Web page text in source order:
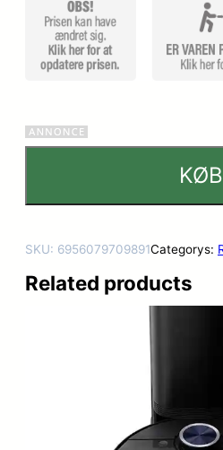
KØB
SKU: 6956079709891Categorys:
Related products